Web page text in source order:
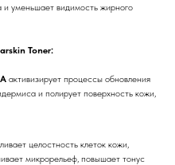
и уменьшает видимость жирного
Toner:
активизирует процессы обновления
и полирует поверхность кожи,
целостность клеток кожи,
микрорельеф, повышает тонус